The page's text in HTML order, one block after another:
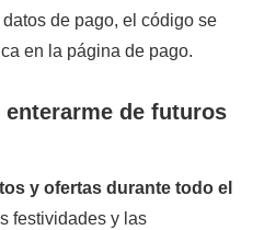
de pago, el código se
en la página de pago.
enterarme de futuros
y ofertas durante todo el
festividades y las